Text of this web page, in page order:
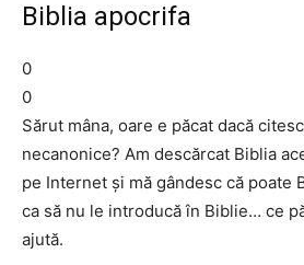
Biblia apocrifa
0
0
Sărut mâna, oare e păcat dacă
necanonice? Am descărcat Biblia
pe Internet şi mă gândesc că poate
ca să nu le introducă în Biblie… ce
ajută.